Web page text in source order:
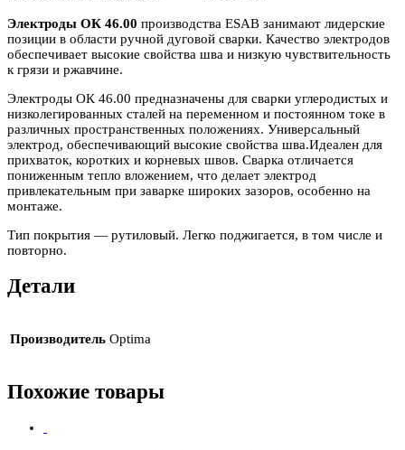
Электроды ОК 46.00 производства ESAB занимают лидерские
позиции в области ручной дуговой сварки. Качество электродов
обеспечивает высокие свойства шва и низкую чувствительность
к грязи и ржавчине.
Электроды ОК 46.00 предназначены для сварки углеродистых и
низколегированных сталей на переменном и постоянном токе в
различных пространственных положениях. Универсальный
электрод, обеспечивающий высокие свойства шва.Идеален для
прихваток, коротких и корневых швов. Сварка отличается
пониженным тепло вложением, что делает электрод
привлекательным при заварке широких зазоров, особенно на
монтаже.
Тип покрытия — рутиловый. Легко поджигается, в том числе и
повторно.
Детали
Производитель Optima
Похожие товары